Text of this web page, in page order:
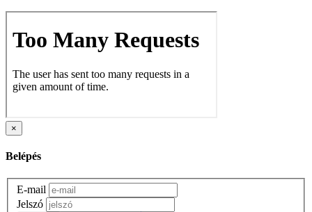
×
Belépés
E-mail
Jelszó